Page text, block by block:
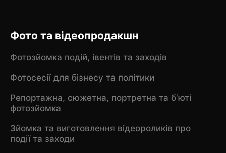
Фото та відеопродакшн
Фотозйомка подій, івентів та заходів
Фотосесії для бізнесу та політики
Репортажна, сюжетна, портретна та б‘юті
фотозйомка
Зйомка та виготовлення відеороликів про
події та заходи